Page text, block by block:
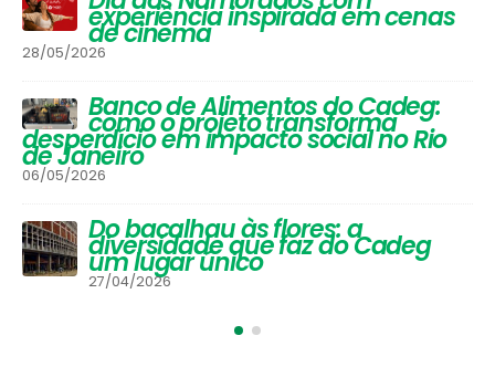
SEGMENTOS
Bacalhau(6)
Bazar & Papelaria(4)
Bebidas(20)